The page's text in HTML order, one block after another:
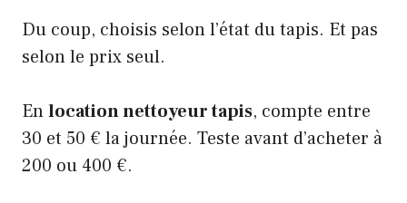
Du coup, choisis selon l’état du tapis. Et pas
selon le prix seul.
Enlocation nettoyeur tapis, compte entre
30 et 50 € la journée. Teste avant d’acheter à
200 ou 400 €.